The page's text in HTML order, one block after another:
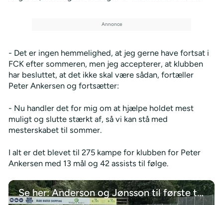
- Det er ingen hemmelighed, at jeg gerne have fortsat i
FCK efter sommeren, men jeg accepterer, at klubben
har besluttet, at det ikke skal være sådan, fortæller
Peter Ankersen og fortsætter:
- Nu handler det for mig om at hjælpe holdet mest
muligt og slutte stærkt af, så vi kan stå med
mesterskabet til sommer.
I alt er det blevet til 275 kampe for klubben for Peter
Ankersen med 13 mål og 42 assists til følge.
Se her: Anderson og Jønsson til første træning